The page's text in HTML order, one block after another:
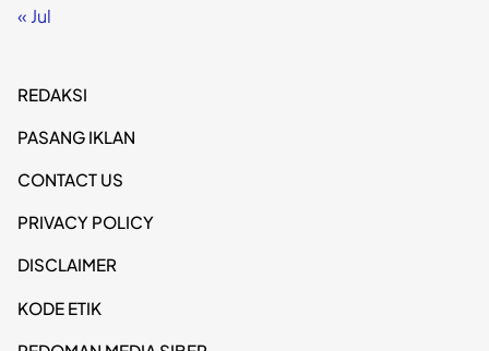
« Jul
REDAKSI
PASANG IKLAN
CONTACT US
PRIVACY POLICY
DISCLAIMER
KODE ETIK